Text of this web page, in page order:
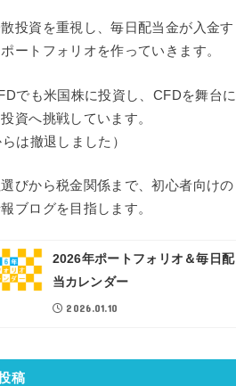
投資を重視し、毎日配当金が入金す
ートフォリオを作っていきます。
でも米国株に投資し、CFDを舞台に
資へ挑戦しています。
らは撤退しました）
びから税金関係まで、初心者向けの
ブログを目指します。
2026年ポートフォリオ＆毎日配
当カレンダー
2026.01.10
稿